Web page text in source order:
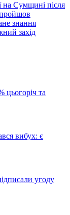
на Сумщині після
знання
захід
цьогоріч та
вибух: є
угоду